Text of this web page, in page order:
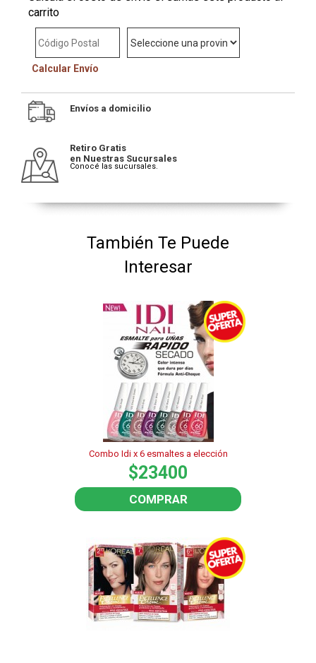
carrito
Calcular Envío
Envíos a domicilio
Retiro Gratis
en Nuestras Sucursales
Conocé las sucursales.
También Te Puede
Interesar
Combo Idi x 6 esmaltes a elección
$23400
COMPRAR